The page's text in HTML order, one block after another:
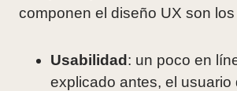
componen el diseño UX son
Usabilidad : un poco en
explicado antes, el usuario